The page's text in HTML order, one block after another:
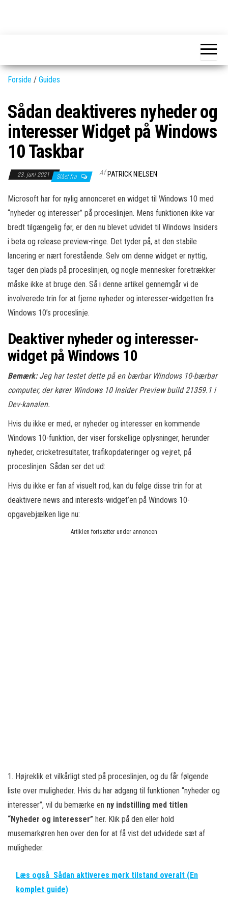
nyeste
Forside / Guides
Sådan deaktiveres nyheder og
interesser Widget på Windows
10 Taskbar
23. juni 2021 Slået fra Af PATRICK NIELSEN
Microsoft har for nylig annonceret en widget til Windows 10 med
“nyheder og interesser” på proceslinjen. Mens funktionen ikke var
bredt tilgængelig før, er den nu blevet udvidet til Windows Insiders
i beta og release preview-ringe. Det tyder på, at den stabile
lancering er nært forestående. Selv om denne widget er nyttig,
tager den plads på proceslinjen, og nogle mennesker foretrækker
måske ikke at bruge den. Så i denne artikel gennemgår vi de
involverede trin for at fjerne nyheder og interesser-widgetten fra
Windows 10’s proceslinje.
Deaktiver nyheder og interesser-
widget på Windows 10
Bemærk:Jeg har testet dette på en bærbar Windows 10-bærbar
computer, der kører Windows 10 Insider Preview build 21359.1 i
Dev-kanalen.
Hvis du ikke er med, er nyheder og interesser en kommende
Windows 10-funktion, der viser forskellige oplysninger, herunder
nyheder, cricketresultater, trafikopdateringer og vejret, på
proceslinjen. Sådan ser det ud:
Hvis du ikke er fan af visuelt rod, kan du følge disse trin for at
deaktivere news and interests-widget’en på Windows 10-
opgavebjælken lige nu:
Artiklen fortsætter under annoncen
1. Højreklik et vilkårligt sted på proceslinjen, og du får følgende
liste over muligheder. Hvis du har adgang til funktionen “nyheder og
interesser”, vil du bemærke en ny indstilling med titlen
“Nyheder og interesser” her. Klik på den eller hold
musemarkøren hen over den for at få vist det udvidede sæt af
muligheder.
Læs også Sådan aktiveres mørk tilstand overalt (En
komplet guide)